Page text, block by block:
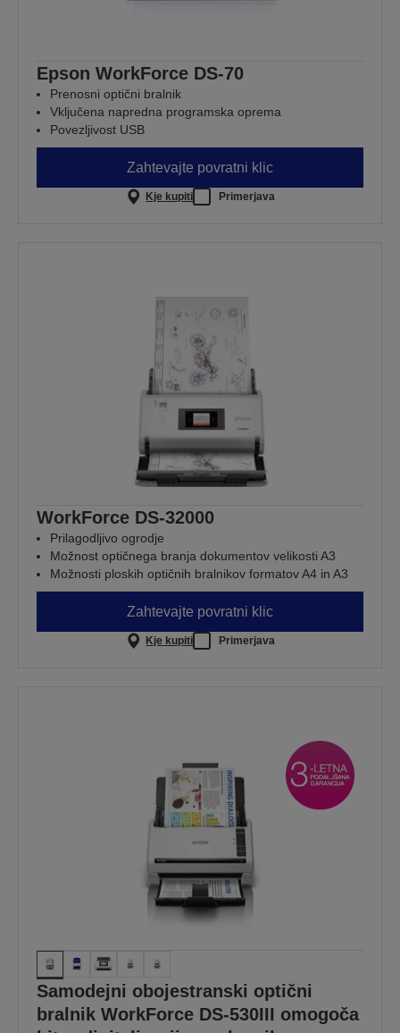
Epson WorkForce DS-70
Prenosni optični bralnik
Vključena napredna programska oprema
Povezljivost USB
Zahtevajte povratni klic
Kje kupiti Primerjava
WorkForce DS-32000
Prilagodljivo ogrodje
Možnost optičnega branja dokumentov velikosti A3
Možnosti ploskih optičnih bralnikov formatov A4 in A3
Zahtevajte povratni klic
Kje kupiti Primerjava
Samodejni obojestranski optični
bralnik WorkForce DS-530III omogoča